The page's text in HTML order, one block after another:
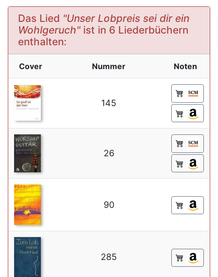
Das Lied "Unser Lobpreis sei dir ein
Wohlgeruch"ist in 6 Liederbüchern
enthalten:
Cover Nummer Noten
145
26
90
285